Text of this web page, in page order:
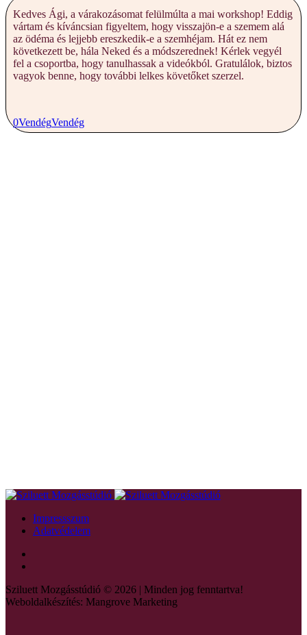
Kedves Ági, a várakozásomat felülmúlta a mai workshop! Eddig
vártam és kíváncsian figyeltem, hogy visszajön-e a szemem alá
az ödéma és lejjebb ereszkedik-e a szemhéjam. Hát ez nem
következett be, hála Neked és a módszerednek! Kérlek vegyél
fel a csoportba, hogy tanulhassak a videókból. Gratulálok, biztos
vagyok benne, hogy további lelkes követőket szerzel.
0VendégVendég
Impressszum
Adatvédelem
Sziluett Mozgásstúdió © 2026 | Minden jog fenntartva!
Weboldalkészítés: Mangrove Marketing